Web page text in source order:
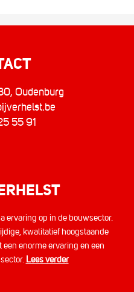
Oudenburg
55 91
ervaring op in de bouwsector.
kwalitatief hoogstaande
enorme ervaring en een
Lees verder